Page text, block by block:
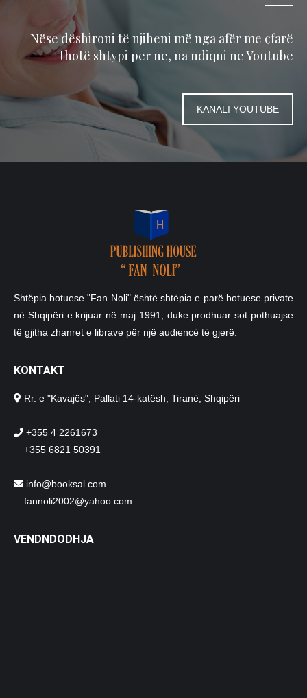
Nëse dëshironi të njiheni më nga afër me çfarë
thotë shtypi per ne, na ndiqni ne Youtube
KANALI YOUTUBE
Shtëpia botuese "Fan Noli" është shtëpia e parë botuese private
në Shqipëri e krijuar në maj 1991, duke prodhuar sot pothuajse
të gjitha zhanret e librave për një audiencë të gjerë.
KONTAKT
Rr. e "Kavajës", Pallati 14-katësh, Tiranë, Shqipëri
+355 4 2261673
+355 6821 50391
info@booksal.com
fannoli2002@yahoo.com
VENDNDODHJA